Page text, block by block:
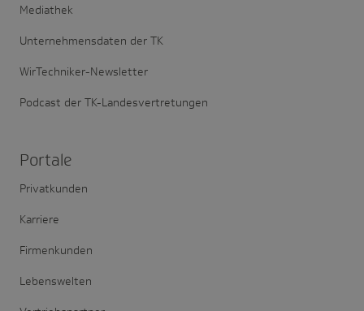
Mediathek
Unternehmensdaten der TK
WirTechniker-Newsletter
Podcast der TK-Landesvertretungen
Portale
Privatkunden
Karriere
Firmenkunden
Lebenswelten